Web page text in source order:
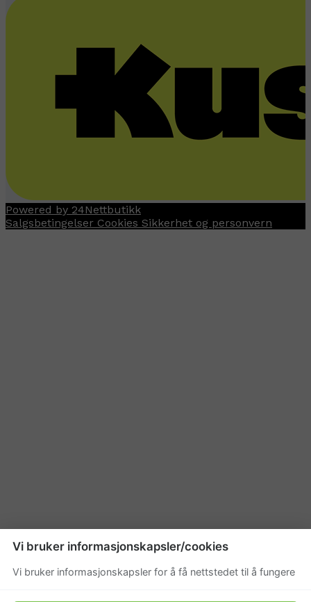
Powered by 24Nettbutikk
Salgsbetingelser Cookies Sikkerhet og personvern
Vi bruker informasjonskapsler/cookies
Vi bruker informasjonskapsler for å få nettstedet til å fungere